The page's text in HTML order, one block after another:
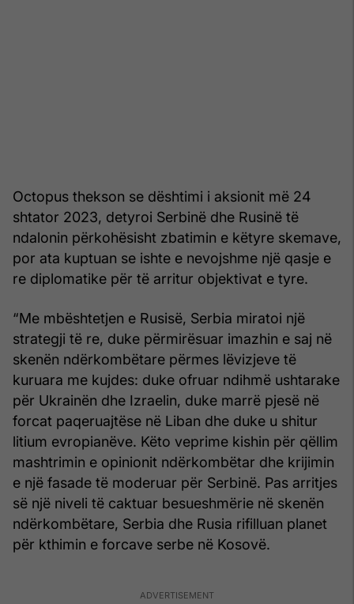
Octopus thekson se dështimi i aksionit më 24
shtator 2023, detyroi Serbinë dhe Rusinë të
ndalonin përkohësisht zbatimin e këtyre skemave,
por ata kuptuan se ishte e nevojshme një qasje e
re diplomatike për të arritur objektivat e tyre.
“Me mbështetjen e Rusisë, Serbia miratoi një
strategji të re, duke përmirësuar imazhin e saj në
skenën ndërkombëtare përmes lëvizjeve të
kuruara me kujdes: duke ofruar ndihmë ushtarake
për Ukrainën dhe Izraelin, duke marrë pjesë në
forcat paqeruajtëse në Liban dhe duke u shitur
litium evropianëve. Këto veprime kishin për qëllim
mashtrimin e opinionit ndërkombëtar dhe krijimin
e një fasade të moderuar për Serbinë. Pas arritjes
së një niveli të caktuar besueshmërie në skenën
ndërkombëtare, Serbia dhe Rusia rifilluan planet
për kthimin e forcave serbe në Kosovë.